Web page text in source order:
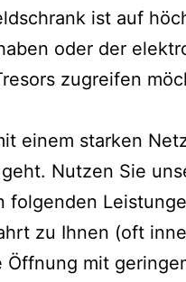
ist auf
oder der
zugreifen
einem starken
Nutzen Sie
folgenden
zu Ihnen (oft
mit